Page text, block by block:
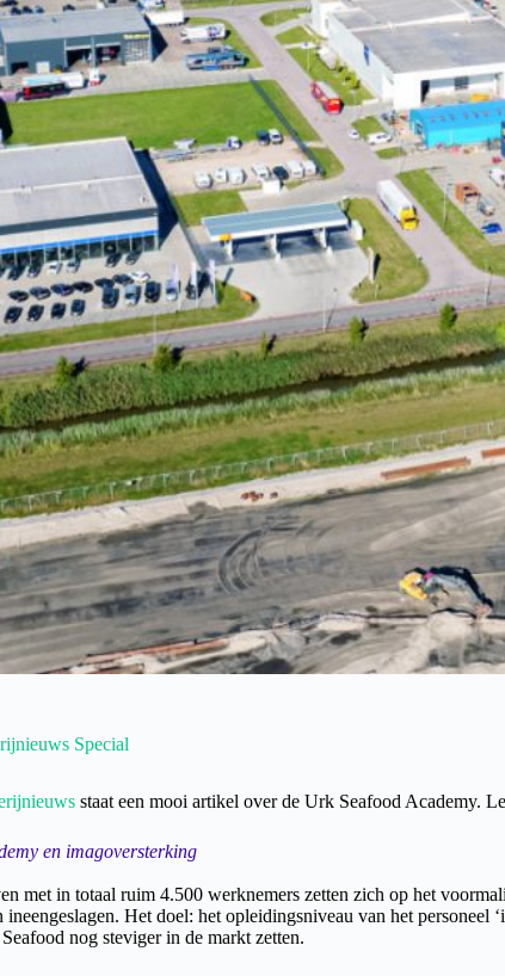
Special
staat een mooi artikel over de Urk Seafood Academy.
en imagoversterking
met in totaal ruim 4.500 werknemers zetten zich op het
Het doel: het opleidingsniveau van het
nog steviger in de markt zetten.